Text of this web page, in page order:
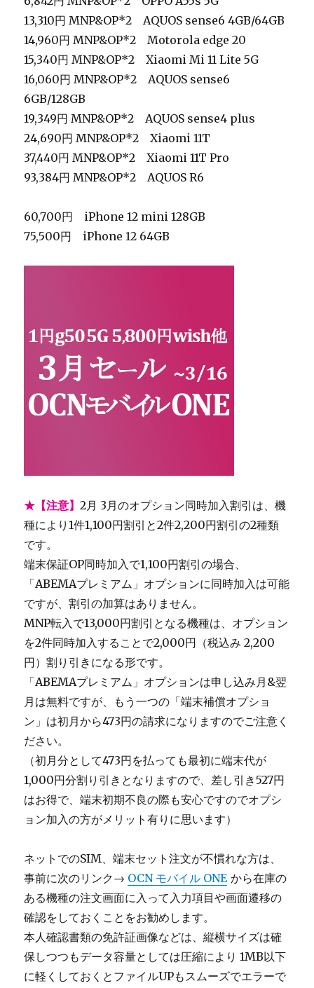
13,310円 MNP&OP*2 AQUOS sense6 4GB/64GB
14,960円 MNP&OP*2 Motorola edge 20
15,340円 MNP&OP*2 Xiaomi Mi 11 Lite 5G
16,060円 MNP&OP*2 AQUOS sense6
6GB/128GB
19,349円 MNP&OP*2 AQUOS sense4 plus
24,690円 MNP&OP*2 Xiaomi 11T
37,440円 MNP&OP*2 Xiaomi 11T Pro
93,384円 MNP&OP*2 AQUOS R6
60,700円 iPhone 12 mini 128GB
75,500円 iPhone 12 64GB
★【注意】2月 3月のオプション同時加入割引は、機
種により1件1,100円割引と2件2,200円割引の2種類
です。
端末保証OP同時加入で1,100円割引の場合、
「ABEMAプレミアム」オプションに同時加入は可能
ですが、割引の加算はありません。
MNP転入で13,000円割引となる機種は、オプション
を2件同時加入することで2,000円（税込み 2,200
円）割り引きになる形です。
「ABEMAプレミアム」オプションは申し込み月&翌
月は無料ですが、もう一つの「端末補償オプショ
ン」は初月から473円の請求になりますのでご注意く
ださい。
（初月分として473円を払っても最初に端末代が
1,000円分割り引きとなりますので、差し引き527円
はお得で、端末初期不良の際も安心ですのでオプシ
ョン加入の方がメリット有りに思います）
ネットでのSIM、端末セット注文が不慣れな方は、
事前に次のリンク→ OCN モバイル ONE から在庫の
ある機種の注文画面に入って入力項目や画面遷移の
確認をしておくことをお勧めします。
本人確認書類の免許証画像などは、縦横サイズは確
保しつつもデータ容量としては圧縮により 1MB以下
に軽くしておくとファイルUPもスムーズでエラーで